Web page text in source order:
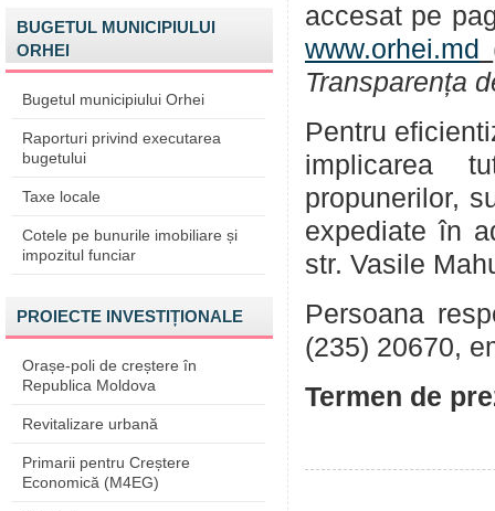
BUGETUL MUNICIPIULUI
ORHEI
Bugetul municipiului Orhei
Raporturi privind executarea
bugetului
Taxe locale
Cotele pe bunurile imobiliare și
impozitul funciar
PROIECTE INVESTIȚIONALE
Orașe-poli de creștere în
Republica Moldova
Revitalizare urbană
Primarii pentru Creștere
Economică (M4EG)
accesat pe
www.orhei.md
Transparența
Pentru
implicarea
propunerilor,
expediate în
str. Vasile
Persoana
(235) 20670,
Termen de